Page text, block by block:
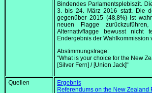
Bindendes Parlamentsplebiszit.
3. bis24. März 2016 statt. Die
gegenüber 2015 (48,8%) ist
neuen Flagge
Alternativflagge bewusst nicht
Endergebnis der Wahlkommission
Abstimmungsfrage:
"What is your choice for the New
[Silver Fern] / [Union Jack]"
Quellen
Ergebnis
Referendums on the New Zealand